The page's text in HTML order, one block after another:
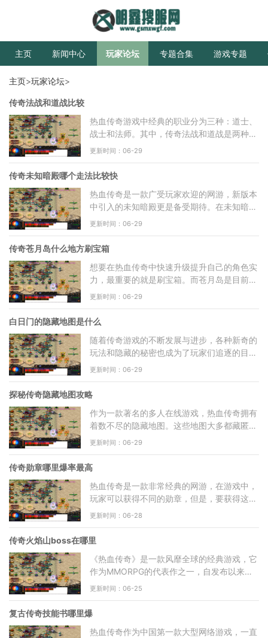
主页 新闻中心 玩家论坛 专题合集 游戏专题
主页>玩家论坛>
传奇法战和道战比较
热血传奇游戏中经典的职业分为三种：道士、
战士和法师。其中，传奇法战和道战是两种比
较受玩家欢迎的职业。今天我们来比较一下这
更新时间：06-29
传奇未知暗殿哪个走法比较快
热血传奇是一款广受玩家欢迎的网游，新版本
中引入的未知暗殿更是备受期待。在未知暗殿
中，玩家需要通过迷宫和战斗来获取稀有装备
更新时间：06-29
传奇苍月岛什么地方刷宝箱
想要在热血传奇中快速升级提升自己的角色实
力，最重要的就是刷宝箱。而苍月岛是目前热
血传奇中最好的地方之一，可以快速获得大量
更新时间：06-29
白日门的隐藏地图是什么
随着传奇游戏的不断发展与进步，各种新奇的
玩法和隐藏的秘密也成为了玩家们追逐的目
标。在传奇游戏中，有一张被众多玩家翘首以
更新时间：06-29
探秘传奇隐藏地图攻略
作为一款著名的多人在线游戏，热血传奇拥有
着数不尽的隐藏地图。这些地图大多都藏匿在
一些比较隐蔽的角落里，只有玩家通过一定的
更新时间：06-29
传奇勋章哪里爆率最高
热血传奇是一款非常经典的网游，在游戏中，
玩家可以获得不同的勋章，但是，要获得这些
勋章并不容易。很多小伙伴们都在寻找哪里爆
更新时间：06-28
传奇火焰山boss在哪里
《热血传奇》是一款风靡全球的经典游戏，它
作为MMORPG的代表作之一，自发布以来就
一直吸引着大量的玩家。其中最令玩家兴奋的
更新时间：06-25
复古传奇技能书哪里爆
热血传奇作为中国第一款大型网络游戏，一直